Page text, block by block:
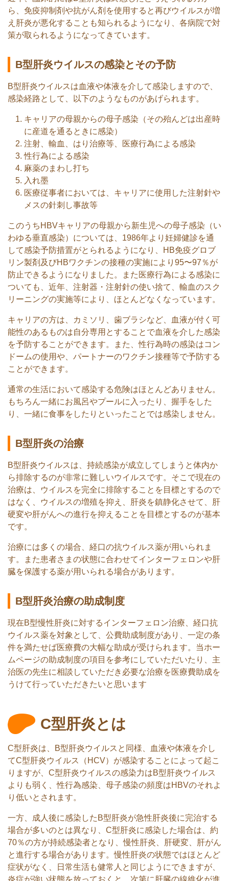
ら、免疫抑制剤や抗がん剤を使用すると再びウイルスが増
え肝炎が悪化することも知られるようになり、各病院で対
策が取られるようになってきています。
B型肝炎ウイルスの感染とその予防
B型肝炎ウイルスは血液や体液を介して感染しますので、
感染経路として、以下のようなものがあげられます。
キャリアの母親からの母子感染（その殆んどは出産時
に産道を通るときに感染）
注射、輸血、はり治療等、医療行為による感染
性行為による感染
麻薬のまわし打ち
入れ墨
医療従事者においては、キャリアに使用した注射針や
メスの針刺し事故等
このうちHBVキャリアの母親から新生児への母子感染（い
わゆる垂直感染）については、1986年より妊婦健診を通
して感染予防措置がとられるようになり、HB免疫グロブ
リン製剤及びHBワクチンの接種の実施により95〜97％が
防止できるようになりました。また医療行為による感染に
ついても、近年、注射器・注射針の使い捨て、輸血のスク
リーニングの実施等により、ほとんどなくなっています。
キャリアの方は、カミソリ、歯ブラシなど、血液が付く可
能性のあるものは自分専用とすることで血液を介した感染
を予防することができます。また、性行為時の感染はコン
ドームの使用や、パートナーのワクチン接種等で予防する
ことができます。
通常の生活において感染する危険はほとんどありません。
もちろん一緒にお風呂やプールに入ったり、握手をした
り、一緒に食事をしたりといったことでは感染しません。
B型肝炎の治療
B型肝炎ウイルスは、持続感染が成立してしまうと体内か
ら排除するのが非常に難しいウイルスです。そこで現在の
治療は、ウイルスを完全に排除することを目標とするので
はなく、ウイルスの増殖を抑え、肝炎を鎮静化させて、肝
硬変や肝がんへの進行を抑えることを目標とするのが基本
です。
治療には多くの場合、経口の抗ウイルス薬が用いられま
す。また患者さまの状態に合わせてインターフェロンや肝
臓を保護する薬が用いられる場合があります。
B型肝炎治療の助成制度
現在B型慢性肝炎に対するインターフェロン治療、経口抗
ウイルス薬を対象として、公費助成制度があり、一定の条
件を満たせば医療費の大幅な助成が受けられます。当ホー
ムページの助成制度の項目を参考にしていただいたり、主
治医の先生に相談していただき必要な治療を医療費助成を
うけて行っていただきたいと思います
C型肝炎とは
C型肝炎は、B型肝炎ウイルスと同様、血液や体液を介し
てC型肝炎ウイルス（HCV）が感染することによって起こ
りますが、C型肝炎ウイルスの感染力はB型肝炎ウイルス
よりも弱く、性行為感染、母子感染の頻度はHBVのそれよ
り低いとされます。
一方、成人後に感染したB型肝炎が急性肝炎後に完治する
場合が多いのとは異なり、C型肝炎に感染した場合は、約
70％の方が持続感染者となり、慢性肝炎、肝硬変、肝がん
と進行する場合があります。慢性肝炎の状態ではほとんど
症状がなく、日常生活も健常人と同じようにできますが、
炎症が強い状態を放っておくと、次第に肝臓の線維化が進